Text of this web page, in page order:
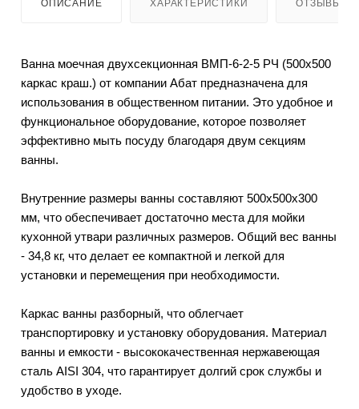
ОПИСАНИЕ ХАРАКТЕРИСТИКИ ОТЗЫВЫ
Ванна моечная двухсекционная ВМП-6-2-5 РЧ (500х500
каркас краш.) от компании Абат предназначена для
использования в общественном питании. Это удобное и
функциональное оборудование, которое позволяет
эффективно мыть посуду благодаря двум секциям
ванны.
Внутренние размеры ванны составляют 500х500х300
мм, что обеспечивает достаточно места для мойки
кухонной утвари различных размеров. Общий вес ванны
- 34,8 кг, что делает ее компактной и легкой для
установки и перемещения при необходимости.
Каркас ванны разборный, что облегчает
транспортировку и установку оборудования. Материал
ванны и емкости - высококачественная нержавеющая
сталь AISI 304, что гарантирует долгий срок службы и
удобство в уходе.